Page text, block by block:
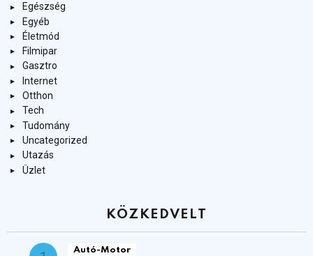
Egészség
Egyéb
Életmód
Filmipar
Gasztro
Internet
Otthon
Tech
Tudomány
Uncategorized
Utazás
Üzlet
KÖZKEDVELT
Autó-Motor